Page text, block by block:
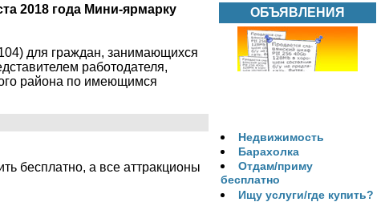
2018 года Мини-ярмарку
для граждан, занимающихся
работодателя,
района по имеющимся
бесплатно, а все аттракционы
ОБЪЯВЛЕНИЯ
Недвижимость
Барахолка
Отдам/приму
бесплатно
Ищу услуги/где купить?